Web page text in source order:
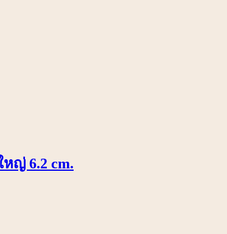
ญ่ 6.2 cm.